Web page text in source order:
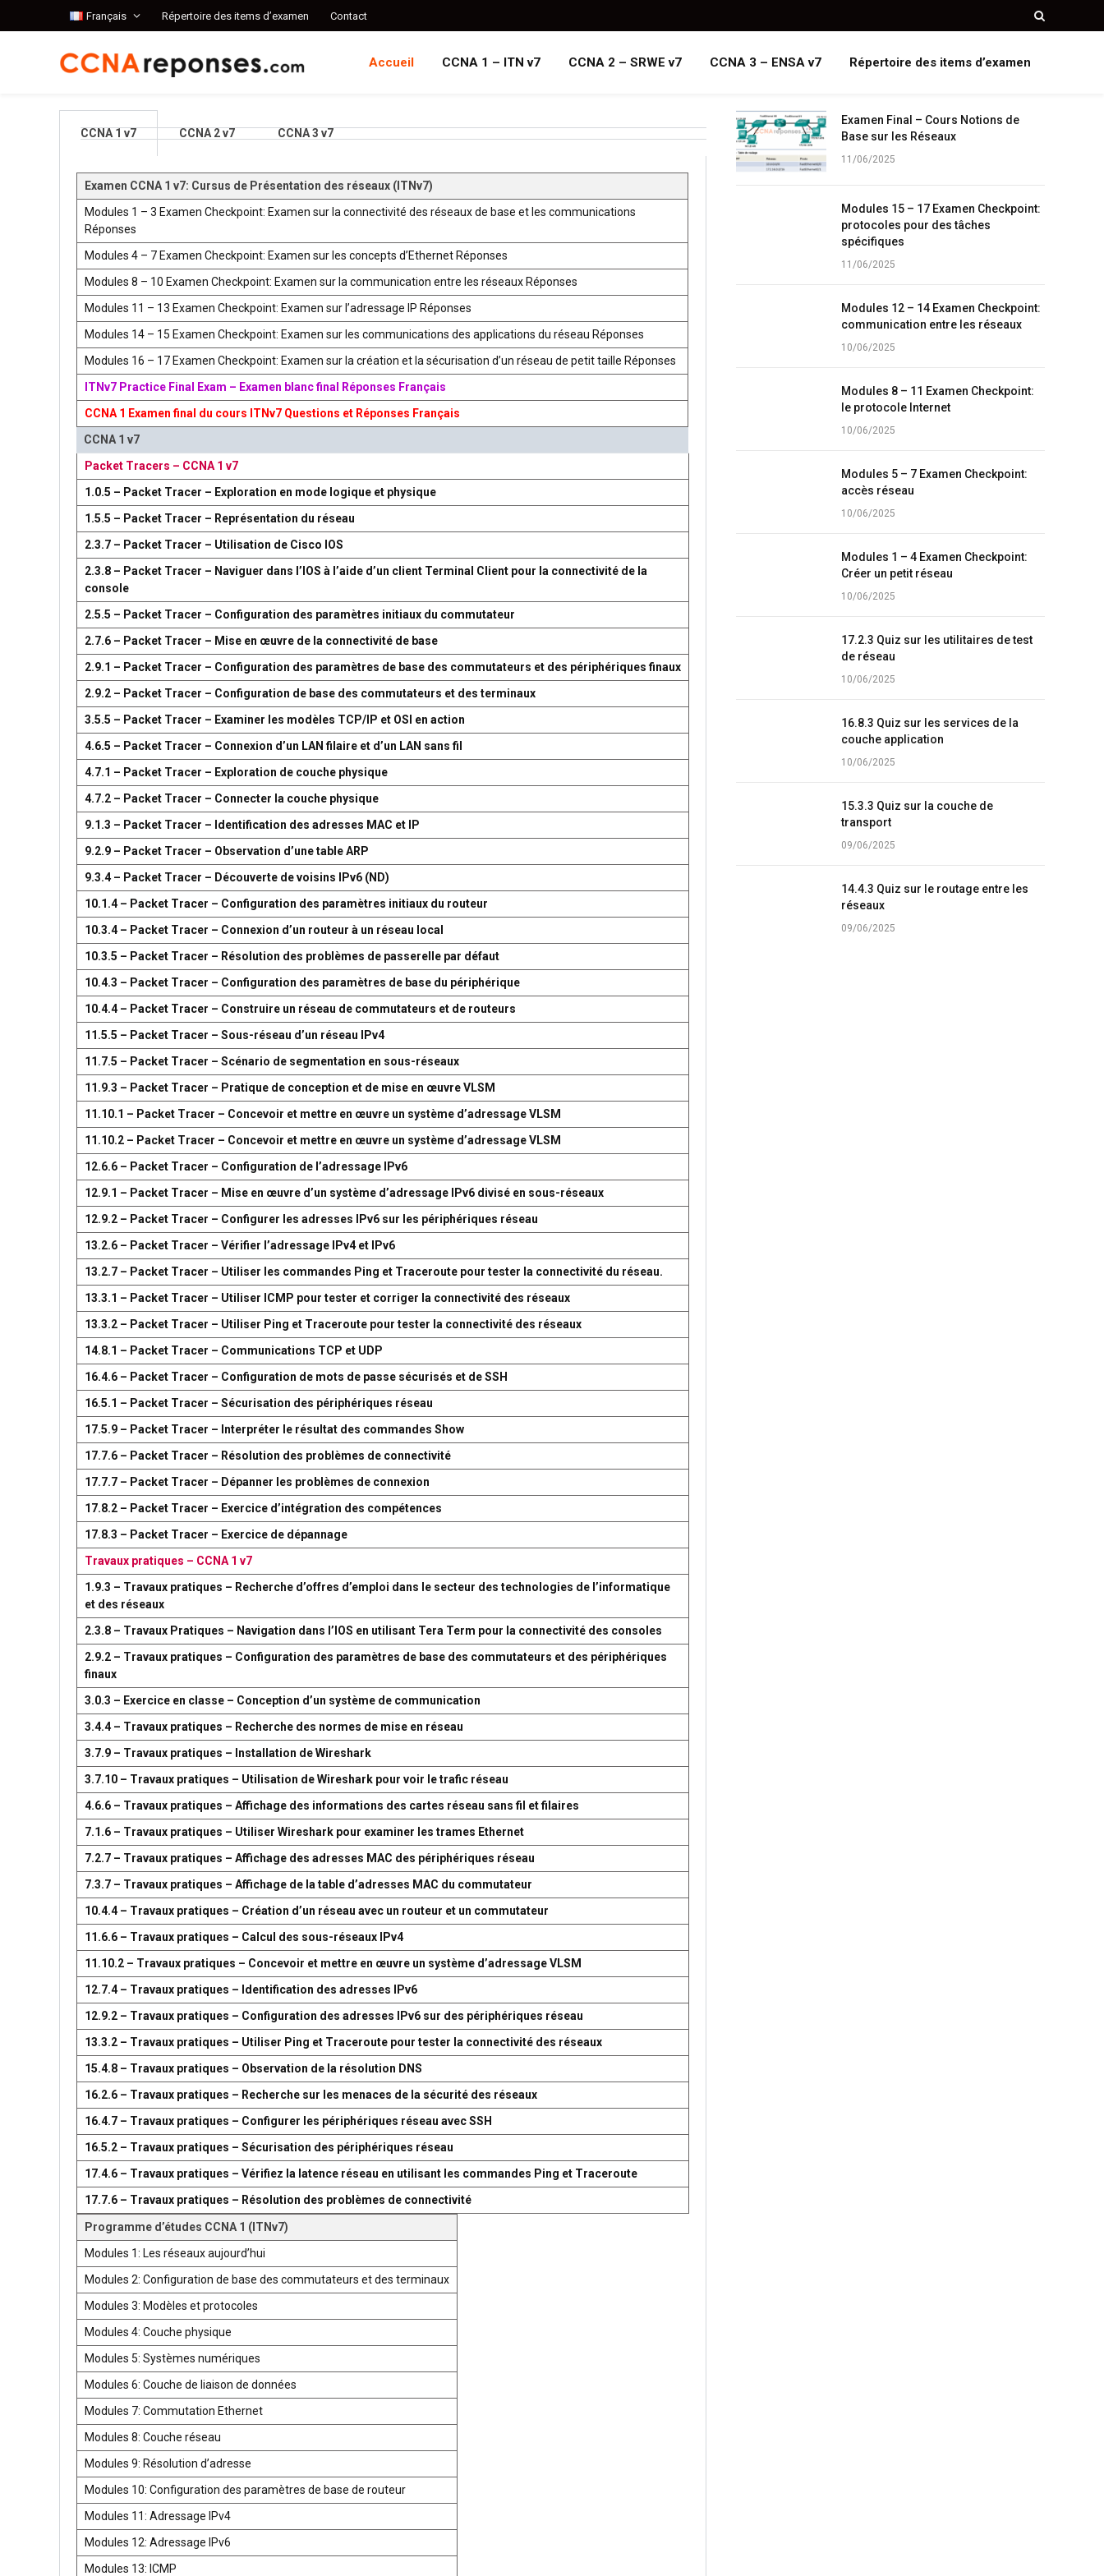
Français Répertoire des items d’examen Contact
Accueil CCNA 1 – ITN v7 CCNA 2 – SRWE v7 CCNA 3 – ENSA v7 Répertoire des items d’examen
CCNA 1 v7 CCNA 2 v7 CCNA 3 v7
Examen CCNA 1 v7: Cursus de Présentation des réseaux (ITNv7)
Modules 1 – 3 Examen Checkpoint: Examen sur la connectivité des réseaux de base et les communications
Réponses
Modules 4 – 7 Examen Checkpoint: Examen sur les concepts d’Ethernet Réponses
Modules 8 – 10 Examen Checkpoint: Examen sur la communication entre les réseaux Réponses
Modules 11 – 13 Examen Checkpoint: Examen sur l’adressage IP Réponses
Modules 14 – 15 Examen Checkpoint: Examen sur les communications des applications du réseau Réponses
Modules 16 – 17 Examen Checkpoint: Examen sur la création et la sécurisation d’un réseau de petit taille Réponses
ITNv7 Practice Final Exam – Examen blanc final Réponses Français
CCNA 1 Examen final du cours ITNv7 Questions et Réponses Français
CCNA 1 v7
Packet Tracers – CCNA 1 v7
1.0.5 – Packet Tracer – Exploration en mode logique et physique
1.5.5 – Packet Tracer – Représentation du réseau
2.3.7 – Packet Tracer – Utilisation de Cisco IOS
2.3.8 – Packet Tracer – Naviguer dans l’IOS à l’aide d’un client Terminal Client pour la connectivité de la
console
2.5.5 – Packet Tracer – Configuration des paramètres initiaux du commutateur
2.7.6 – Packet Tracer – Mise en œuvre de la connectivité de base
2.9.1 – Packet Tracer – Configuration des paramètres de base des commutateurs et des périphériques finaux
2.9.2 – Packet Tracer – Configuration de base des commutateurs et des terminaux
3.5.5 – Packet Tracer – Examiner les modèles TCP/IP et OSI en action
4.6.5 – Packet Tracer – Connexion d’un LAN filaire et d’un LAN sans fil
4.7.1 – Packet Tracer – Exploration de couche physique
4.7.2 – Packet Tracer – Connecter la couche physique
9.1.3 – Packet Tracer – Identification des adresses MAC et IP
9.2.9 – Packet Tracer – Observation d’une table ARP
9.3.4 – Packet Tracer – Découverte de voisins IPv6 (ND)
10.1.4 – Packet Tracer – Configuration des paramètres initiaux du routeur
10.3.4 – Packet Tracer – Connexion d’un routeur à un réseau local
10.3.5 – Packet Tracer – Résolution des problèmes de passerelle par défaut
10.4.3 – Packet Tracer – Configuration des paramètres de base du périphérique
10.4.4 – Packet Tracer – Construire un réseau de commutateurs et de routeurs
11.5.5 – Packet Tracer – Sous-réseau d’un réseau IPv4
11.7.5 – Packet Tracer – Scénario de segmentation en sous-réseaux
11.9.3 – Packet Tracer – Pratique de conception et de mise en œuvre VLSM
11.10.1 – Packet Tracer – Concevoir et mettre en œuvre un système d’adressage VLSM
11.10.2 – Packet Tracer – Concevoir et mettre en œuvre un système d’adressage VLSM
12.6.6 – Packet Tracer – Configuration de l’adressage IPv6
12.9.1 – Packet Tracer – Mise en œuvre d’un système d’adressage IPv6 divisé en sous-réseaux
12.9.2 – Packet Tracer – Configurer les adresses IPv6 sur les périphériques réseau
13.2.6 – Packet Tracer – Vérifier l’adressage IPv4 et IPv6
13.2.7 – Packet Tracer – Utiliser les commandes Ping et Traceroute pour tester la connectivité du réseau.
13.3.1 – Packet Tracer – Utiliser ICMP pour tester et corriger la connectivité des réseaux
13.3.2 – Packet Tracer – Utiliser Ping et Traceroute pour tester la connectivité des réseaux
14.8.1 – Packet Tracer – Communications TCP et UDP
16.4.6 – Packet Tracer – Configuration de mots de passe sécurisés et de SSH
16.5.1 – Packet Tracer – Sécurisation des périphériques réseau
17.5.9 – Packet Tracer – Interpréter le résultat des commandes Show
17.7.6 – Packet Tracer – Résolution des problèmes de connectivité
17.7.7 – Packet Tracer – Dépanner les problèmes de connexion
17.8.2 – Packet Tracer – Exercice d’intégration des compétences
17.8.3 – Packet Tracer – Exercice de dépannage
Travaux pratiques – CCNA 1 v7
1.9.3 – Travaux pratiques – Recherche d’offres d’emploi dans le secteur des technologies de l’informatique
et des réseaux
2.3.8 – Travaux Pratiques – Navigation dans l’IOS en utilisant Tera Term pour la connectivité des consoles
2.9.2 – Travaux pratiques – Configuration des paramètres de base des commutateurs et des périphériques
finaux
3.0.3 – Exercice en classe – Conception d’un système de communication
3.4.4 – Travaux pratiques – Recherche des normes de mise en réseau
3.7.9 – Travaux pratiques – Installation de Wireshark
3.7.10 – Travaux pratiques – Utilisation de Wireshark pour voir le trafic réseau
4.6.6 – Travaux pratiques – Affichage des informations des cartes réseau sans fil et filaires
7.1.6 – Travaux pratiques – Utiliser Wireshark pour examiner les trames Ethernet
7.2.7 – Travaux pratiques – Affichage des adresses MAC des périphériques réseau
7.3.7 – Travaux pratiques – Affichage de la table d’adresses MAC du commutateur
10.4.4 – Travaux pratiques – Création d’un réseau avec un routeur et un commutateur
11.6.6 – Travaux pratiques – Calcul des sous-réseaux IPv4
11.10.2 – Travaux pratiques – Concevoir et mettre en œuvre un système d’adressage VLSM
12.7.4 – Travaux pratiques – Identification des adresses IPv6
12.9.2 – Travaux pratiques – Configuration des adresses IPv6 sur des périphériques réseau
13.3.2 – Travaux pratiques – Utiliser Ping et Traceroute pour tester la connectivité des réseaux
15.4.8 – Travaux pratiques – Observation de la résolution DNS
16.2.6 – Travaux pratiques – Recherche sur les menaces de la sécurité des réseaux
16.4.7 – Travaux pratiques – Configurer les périphériques réseau avec SSH
16.5.2 – Travaux pratiques – Sécurisation des périphériques réseau
17.4.6 – Travaux pratiques – Vérifiez la latence réseau en utilisant les commandes Ping et Traceroute
17.7.6 – Travaux pratiques – Résolution des problèmes de connectivité
Programme d’études CCNA 1 (ITNv7)
Modules 1: Les réseaux aujourd’hui
Modules 2: Configuration de base des commutateurs et des terminaux
Modules 3: Modèles et protocoles
Modules 4: Couche physique
Modules 5: Systèmes numériques
Modules 6: Couche de liaison de données
Modules 7: Commutation Ethernet
Modules 8: Couche réseau
Modules 9: Résolution d’adresse
Modules 10: Configuration des paramètres de base de routeur
Modules 11: Adressage IPv4
Modules 12: Adressage IPv6
Modules 13: ICMP
Examen Final – Cours Notions de
Base sur les Réseaux
11/06/2025
Modules 15 – 17 Examen Checkpoint:
protocoles pour des tâches
spécifiques
11/06/2025
Modules 12 – 14 Examen Checkpoint:
communication entre les réseaux
10/06/2025
Modules 8 – 11 Examen Checkpoint:
le protocole Internet
10/06/2025
Modules 5 – 7 Examen Checkpoint:
accès réseau
10/06/2025
Modules 1 – 4 Examen Checkpoint:
Créer un petit réseau
10/06/2025
17.2.3 Quiz sur les utilitaires de test
de réseau
10/06/2025
16.8.3 Quiz sur les services de la
couche application
10/06/2025
15.3.3 Quiz sur la couche de
transport
09/06/2025
14.4.3 Quiz sur le routage entre les
réseaux
09/06/2025